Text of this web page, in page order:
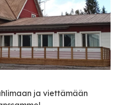
ja viettämään